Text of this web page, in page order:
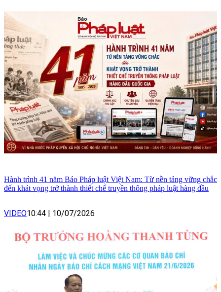
Hành trình 41 năm Báo Pháp luật Việt Nam: Từ nền tảng vững chắc
đến khát vọng trở thành thiết chế truyền thông pháp luật hàng đầu
VIDEO10:44 | 10/07/2026